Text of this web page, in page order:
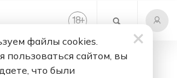
18+
файлы cookies.
пользоваться сайтом, вы
что были